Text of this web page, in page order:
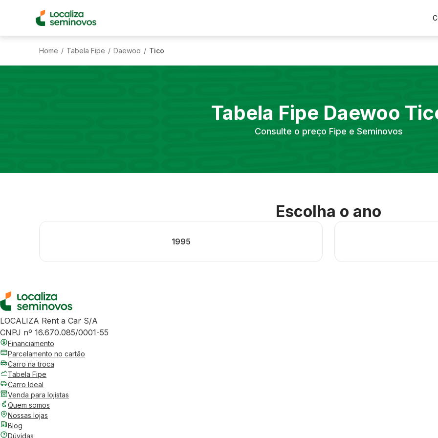
Home / Tabela Fipe / Daewoo / Tico
Tabela Fipe Daewoo
Consulte o preço Fipe e Seminovos
Escolha o ano
1995
LOCALIZA Rent a Car S/A
CNPJ nº 16.670.085/0001-55
Financiamento
Parcelamento no cartão
Carro na troca
Tabela Fipe
Carro Ideal
Venda para lojistas
Quem somos
Nossas lojas
Blog
Dúvidas